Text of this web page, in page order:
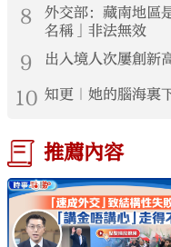
8
外交部：藏南地區
名稱」非法無效
9 出入境人次屢創新
10 知更｜她的腦海裏
推薦內容